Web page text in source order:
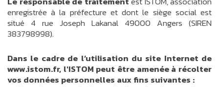
enregistrée à la préfecture et dont le siège social est
situé 4 rue Joseph Lakanal 49000 Angers (SIREN
383798998).
Dans le cadre de l’utilisation du site Internet de
www.istom.fr, l'ISTOM peut être amenée à récolter
vos données personnelles aux fins suivantes :